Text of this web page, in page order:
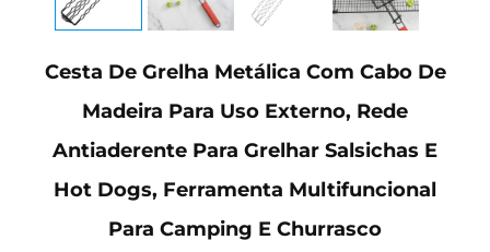
Cesta De Grelha Metálica Com Cabo De
Madeira Para Uso Externo, Rede
Antiaderente Para Grelhar Salsichas E
Hot Dogs, Ferramenta Multifuncional
Para Camping E Churrasco